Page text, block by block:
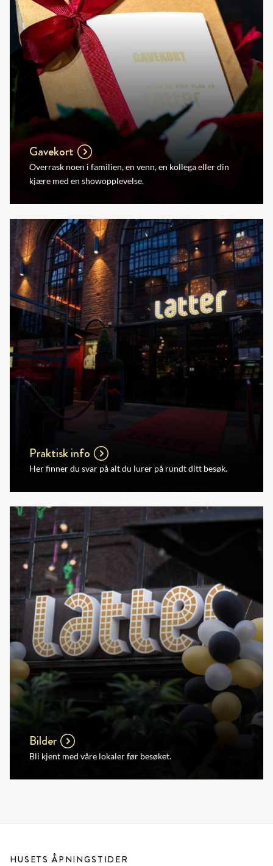
Gavekort
Overrask noen i familien, en venn, en kollega eller din
kjære med en showopplevelse.
Praktisk info
Her finner du svar på alt du lurer på rundt ditt besøk.
Bilder
Bli kjent med våre lokaler før besøket.
HUSETS ÅPNINGSTIDER